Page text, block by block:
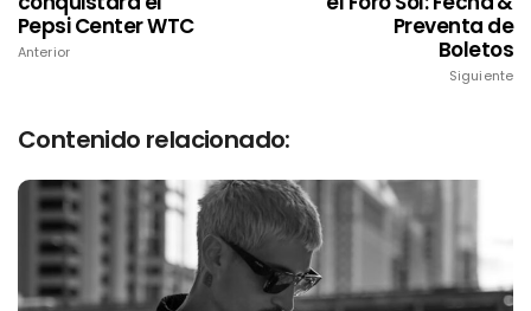
Pepsi Center WTC
Anterior
Preventa de
Boletos
Siguiente
Contenido relacionado: